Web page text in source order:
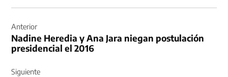
de
entradas
Anterior
Nadine Heredia y Ana Jara niegan postulación
presidencial el 2016
Siguiente